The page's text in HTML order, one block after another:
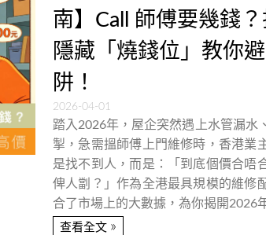
南】Call 師傅要幾錢
隱藏「燒錢位」教你
阱！
2026-04-01
踏入2026年，屋企突然遇上水管漏水
掣，急需搵師傅上門維修時，香港業
是找不到人，而是：「到底個價合唔
俾人劏？」作為全港最具規模的維修
合了市場上的大數據，為你揭開2026
查看全文 »